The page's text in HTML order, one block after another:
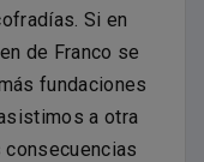
Si en
de Franco se
fundaciones
a otra